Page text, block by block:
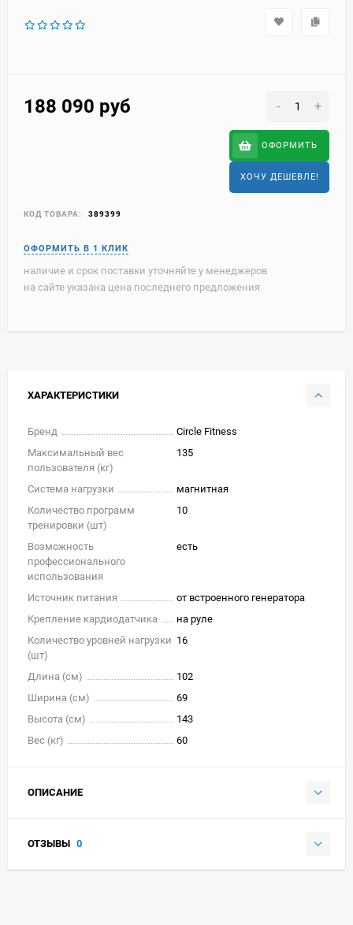
188 090 руб - +
ОФОРМИТЬ
ХОЧУ ДЕШЕВЛЕ!
КОД ТОВАРА: 389399
наличие и срок поставки уточняйте у менеджеров
на сайте указана цена последнего предложения
ХАРАКТЕРИСТИКИ
Бренд
Circle Fitness
Максимальный вес
пользователя (кг)
135
Система нагрузки
магнитная
Количество программ
тренировки (шт)
10
Возможность
профессионального
использования
есть
Источник питания
от встроенного генератора
Крепление кардиодатчика
на руле
Количество уровней нагрузки
(шт)
16
Длина (см)
102
Ширина (см)
69
Высота (см)
143
Вес (кг)
60
ОПИСАНИЕ
ОТЗЫВЫ 0